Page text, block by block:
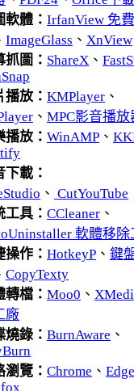
軟體： IrfanView 免
ImageGlass 、 XnView
抓圖： ShareX 、
播放： KMPlayer 、
、 MPC影音播放
播放： WinAMP 、
下載：
、 CutYouTube
工具： CCleaner 、
軟體移除
操作： HotkeyP 、 鍵
CopyTexty
轉檔： Moo0 、
廠
燒錄： BurnAware 、
瀏覽： Chrome 、 Edge